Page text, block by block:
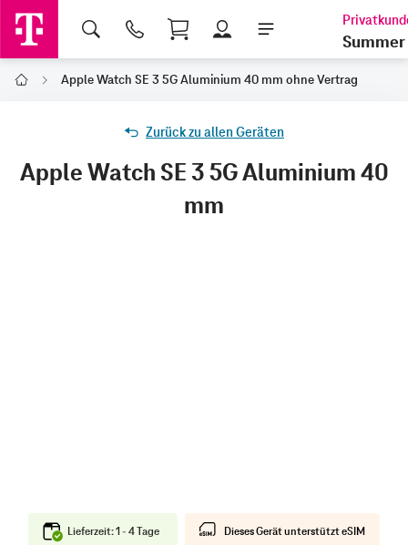
Shopping Cart
Summer
Home Apple Watch SE 3 5G Aluminium 40 mm ohne Vertrag
Zurück zu allen Geräten
Apple Watch SE 3 5G Aluminium 40
mm
Lieferzeit: 1 - 4 Tage Dieses Gerät unterstützt eSIM